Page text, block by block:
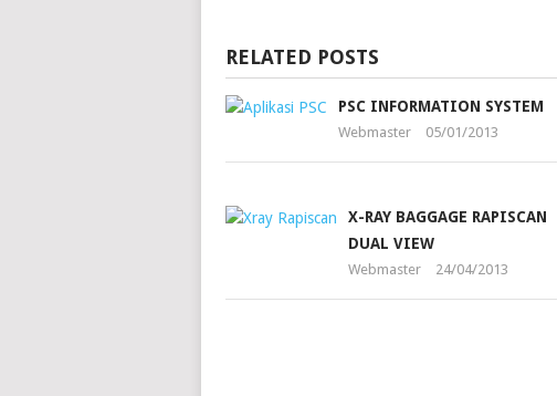
RELATED POSTS
PSC INFORMATION SYSTEM
Webmaster 05/01/2013
X-RAY BAGGAGE RAPISCAN
DUAL VIEW
Webmaster 24/04/2013